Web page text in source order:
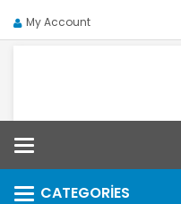
My Account
CATEGORIES
Categories